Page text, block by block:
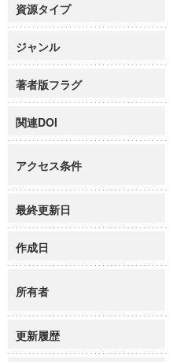
資源タイプ
ジャンル
著者版フラグ
関連DOI
アクセス条件
最終更新日
作成日
所有者
更新履歴